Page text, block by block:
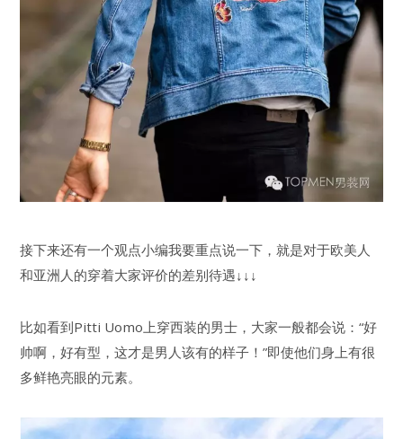
接下来还有一个观点小编我要重点说一下，就是对于欧美人
和亚洲人的穿着大家评价的差别待遇↓↓↓
比如看到Pitti Uomo上穿西装的男士，大家一般都会说：“好
帅啊，好有型，这才是男人该有的样子！”即使他们身上有很
多鲜艳亮眼的元素。